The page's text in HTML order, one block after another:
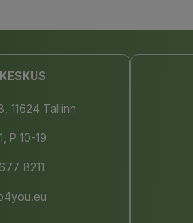
11624 Tallinn
P 10-19
8211